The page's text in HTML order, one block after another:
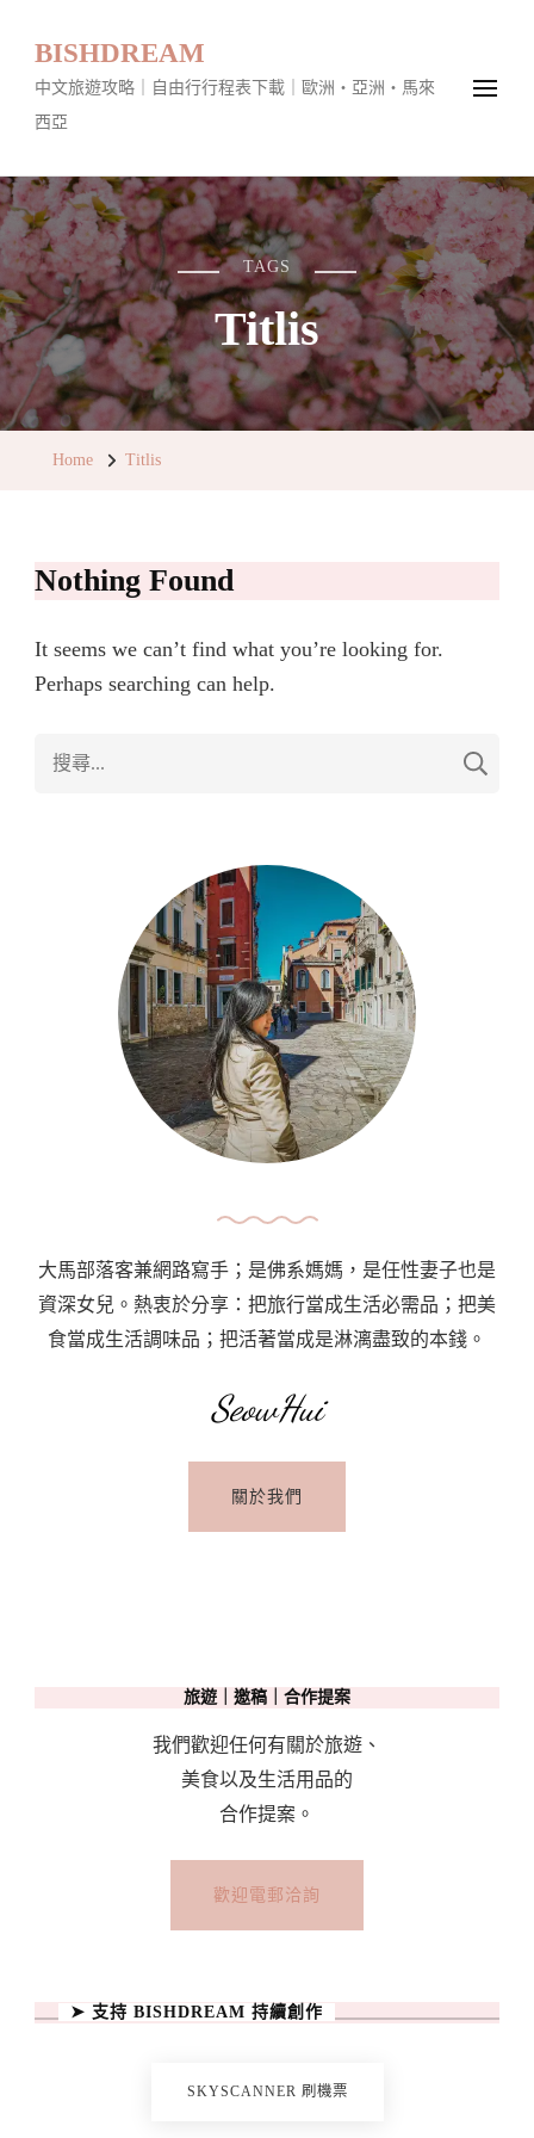
BISHDREAM
中文旅遊攻略｜自由行行程表下載｜歐洲・亞洲・馬來
西亞
TAGS
Titlis
Home Titlis
Nothing Found
It seems we can’t find what you’re looking for.
Perhaps searching can help.
大馬部落客兼網路寫手；是佛系媽媽，是任性妻子也是
資深女兒。熱衷於分享：把旅行當成生活必需品；把美
食當成生活調味品；把活著當成是淋漓盡致的本錢。
SeowHui
關於我們
旅遊｜邀稿｜合作提案
我們歡迎任何有關於旅遊、
美食以及生活用品的
合作提案。
歡迎電郵洽詢
➤ 支持 BISHDREAM 持續創作
SKYSCANNER 刷機票